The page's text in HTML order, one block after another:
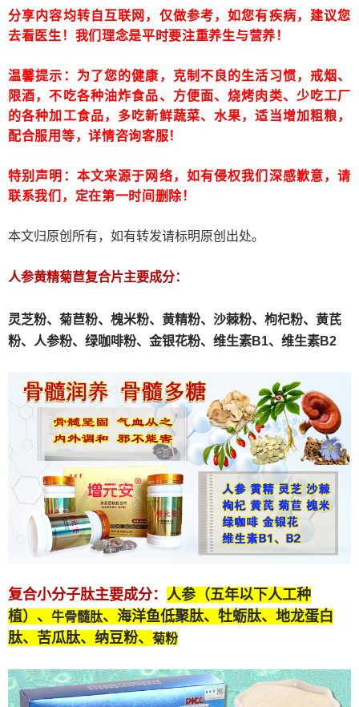
分享内容均转自互联网，仅做参考，如您有疾病，建议您
去看医生！我们理念是平时要注重养生与营养！
温馨提示：为了您的健康，克制不良的生活习惯，戒烟、
限酒，不吃各种油炸食品、方便面、烧烤肉类、少吃工厂
的各种加工食品，多吃新鲜蔬菜、水果，适当增加粗粮，
配合服用等，详情咨询客服！
特别声明：本文来源于网络，如有侵权我们深感歉意，请
联系我们，定在第一时间删除！
本文归原创所有，如有转发请标明原创出处。
人参黄精菊苣复合片主要成分：
灵芝粉、 菊苣粉、 槐米粉、 黄精粉、沙棘粉、枸杞粉、黄芪
粉、人参粉、绿咖啡粉、金银花粉、维生素B1、维生素B2
复合小分子肽主要成分： 人参（五年以下人工种
植）、 牛骨髓肽、海洋鱼低聚肽、牡蛎肽、 地龙蛋白
肽、苦瓜肽、纳豆粉、 菊粉